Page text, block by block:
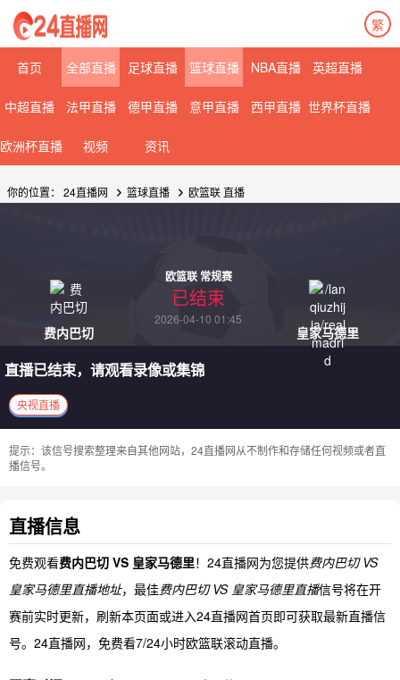
繁
首页 全部直播 足球直播 篮球直播 NBA直播 英超直播
中超直播 法甲直播 德甲直播 意甲直播 西甲直播 世界杯直播
欧洲杯直播 视频 资讯
你的位置： 24直播网 篮球直播 欧篮联 直播
费内巴切
欧篮联 常规赛
已结束
2026-04-10 01:45
皇家马德里
直播已结束，请观看录像或集锦
央视直播
提示：该信号搜索整理来自其他网站，24直播网从不制作和存储任何视频或者直
播信号。
直播信息
免费观看费内巴切 VS 皇家马德里！24直播网为您提供费内巴切 VS
皇家马德里直播地址，最佳费内巴切 VS 皇家马德里直播信号将在开
赛前实时更新，刷新本页面或进入24直播网首页即可获取最新直播信
号。24直播网，免费看7/24小时欧篮联滚动直播。
08月07日 星期五
08月08日 星期六